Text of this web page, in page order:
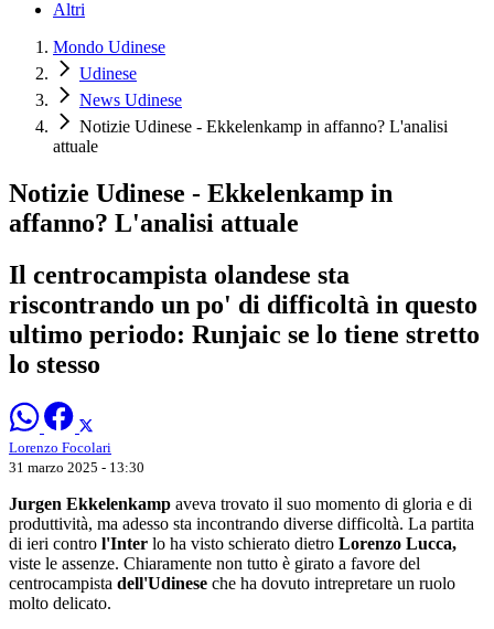
Altri
Mondo Udinese
Udinese
News Udinese
Notizie Udinese - Ekkelenkamp in affanno? L'analisi
attuale
Notizie Udinese - Ekkelenkamp in
affanno? L'analisi attuale
Il centrocampista olandese sta
riscontrando un po' di difficoltà in questo
ultimo periodo: Runjaic se lo tiene stretto
lo stesso
Lorenzo Focolari
31 marzo 2025 - 13:30
Jurgen Ekkelenkamp aveva trovato il suo momento di gloria e di
produttività, ma adesso sta incontrando diverse difficoltà. La partita
di ieri contro l'Inter lo ha visto schierato dietro Lorenzo Lucca,
viste le assenze. Chiaramente non tutto è girato a favore del
centrocampista dell'Udinese che ha dovuto intrepretare un ruolo
molto delicato.